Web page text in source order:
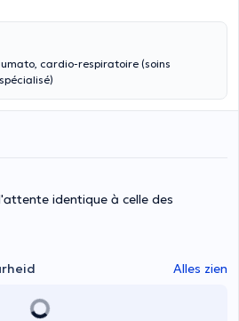
cardio-respiratoire (soins
identique à celle des
Alles zien